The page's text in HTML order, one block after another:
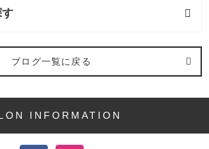
す
ブログ一覧に戻る
INFORMATION